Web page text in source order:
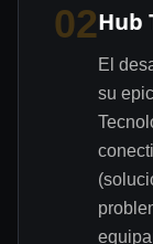
02Hub
El
su